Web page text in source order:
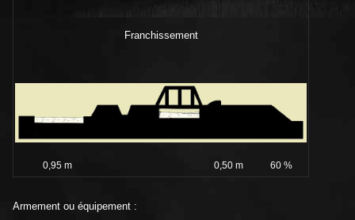
Franchissement
0,95 m 0,50 m 60 %
Armement ou équipement :